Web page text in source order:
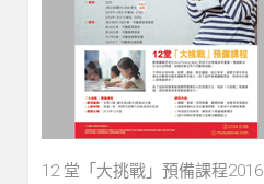
12 堂「大挑戰」預備課程